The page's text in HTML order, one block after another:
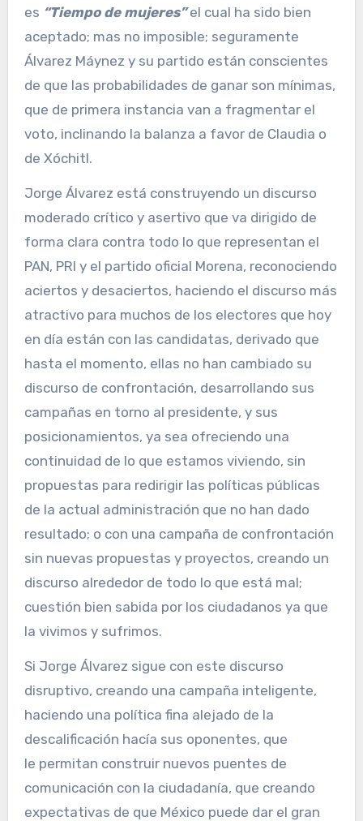
es “Tiempo de mujeres”el cual ha sido bien
aceptado; mas no imposible; seguramente
Álvarez Máynez y su partido están conscientes
de que las probabilidades de ganar son mínimas,
que de primera instancia van a fragmentar el
voto, inclinando la balanza a favor de Claudia o
de Xóchitl.
Jorge Álvarez está construyendo un discurso
moderado crítico y asertivo que va dirigido de
forma clara contra todo lo que representan el
PAN, PRI y el partido oficial Morena, reconociendo
aciertos y desaciertos, haciendo el discurso más
atractivo para muchos de los electores que hoy
en día están con las candidatas, derivado que
hasta el momento, ellas no han cambiado su
discurso de confrontación, desarrollando sus
campañas en torno al presidente, y sus
posicionamientos, ya sea ofreciendo una
continuidad de lo que estamos viviendo, sin
propuestas para redirigir las políticas públicas
de la actual administración que no han dado
resultado; o con una campaña de confrontación
sin nuevas propuestas y proyectos, creando un
discurso alrededor de todo lo que está mal;
cuestión bien sabida por los ciudadanos ya que
la vivimos y sufrimos.
Si Jorge Álvarez sigue con este discurso
disruptivo, creando una campaña inteligente,
haciendo una política fina alejado de la
descalificación hacía sus oponentes, que
le permitan construir nuevos puentes de
comunicación con la ciudadanía, que creando
expectativas de que México puede dar el gran